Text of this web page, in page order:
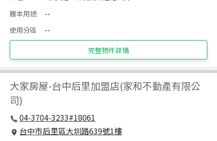
謄本用途
--
使用分區
--
完整物件詳情
大家房屋-台中后里加盟店(家和不動產有限公
司)
04-3704-3233#18061
台中市后里區大圳路639號1樓